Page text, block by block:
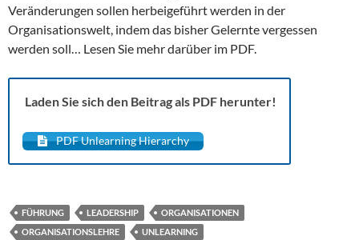
Veränderungen sollen herbeigeführt werden in der
Organisationswelt, indem das bisher Gelernte vergessen
werden soll… Lesen Sie mehr darüber im PDF.
Laden Sie sich den Beitrag als PDF herunter!
PDF Unlearning Hierarchy
FÜHRUNG LEADERSHIP
ORGANISATIONEN
ORGANISATIONSLEHRE
UNLEARNING